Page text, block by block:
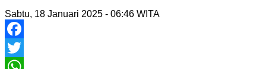
Sabtu, 18 Januari 2025 - 06:46 WITA
Facebook
Twitter